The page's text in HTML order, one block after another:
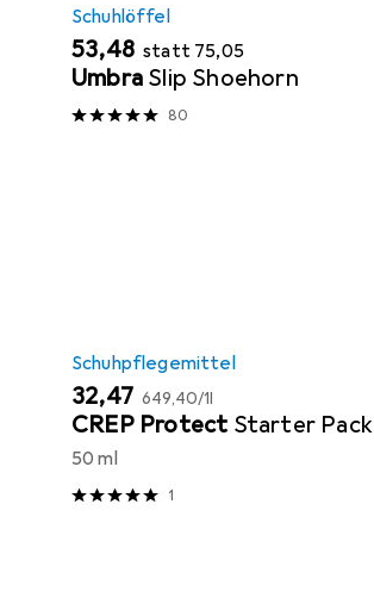
Schuhlöffel
EUR
53,48 statt EUR
75,05
Umbra Slip Shoehorn
80
Schuhpflegemittel
EUR
32,47 EUR
649,40/1l
CREP Protect Starter Pack
50 ml
1